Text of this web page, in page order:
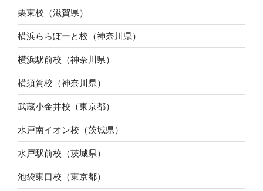
栗東校（滋賀県）
横浜ららぽーと校（神奈川県）
横浜駅前校（神奈川県）
横須賀校（神奈川県）
武蔵小金井校（東京都）
水戸南イオン校（茨城県）
水戸駅前校（茨城県）
池袋東口校（東京都）